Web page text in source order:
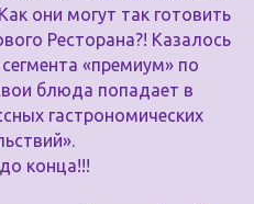
они могут так готовить
Ресторана?! Казалось
«премиум» по
блюда попадает в
гастрономических
конца!!!